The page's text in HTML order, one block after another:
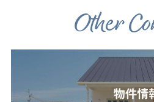
Other